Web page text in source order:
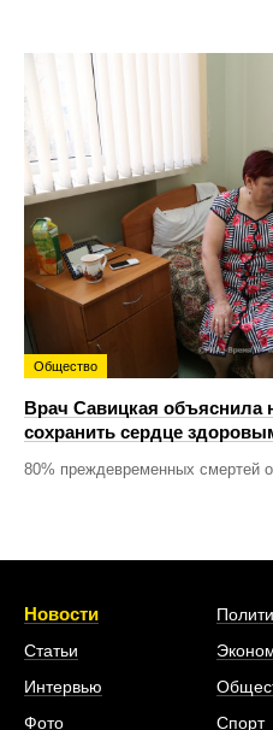
Общество
Врач Савицкая объяснила
сохранить сердце
80% преждевременных смертей
Новости
Статьи
Интервью
Фото
Спорт